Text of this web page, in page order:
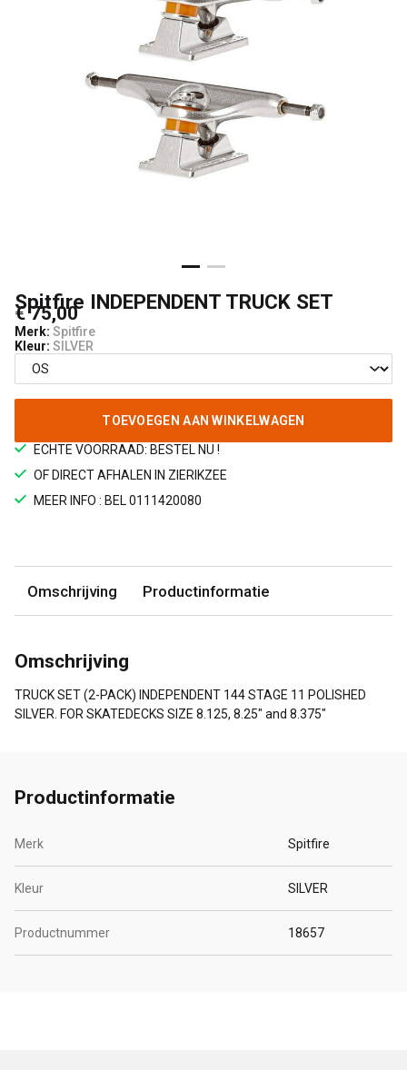
Spitfire INDEPENDENT TRUCK SET
€ 75,00
Merk: Spitfire
Kleur: SILVER
TOEVOEGEN AAN WINKELWAGEN
ECHTE VOORRAAD: BESTEL NU !
OF DIRECT AFHALEN IN ZIERIKZEE
MEER INFO : BEL 0111420080
Omschrijving Productinformatie
Omschrijving
TRUCK SET (2-PACK) INDEPENDENT 144 STAGE 11 POLISHED
SILVER. FOR SKATEDECKS SIZE 8.125, 8.25" and 8.375"
Productinformatie
Merk Spitfire
Kleur SILVER
Productnummer 18657